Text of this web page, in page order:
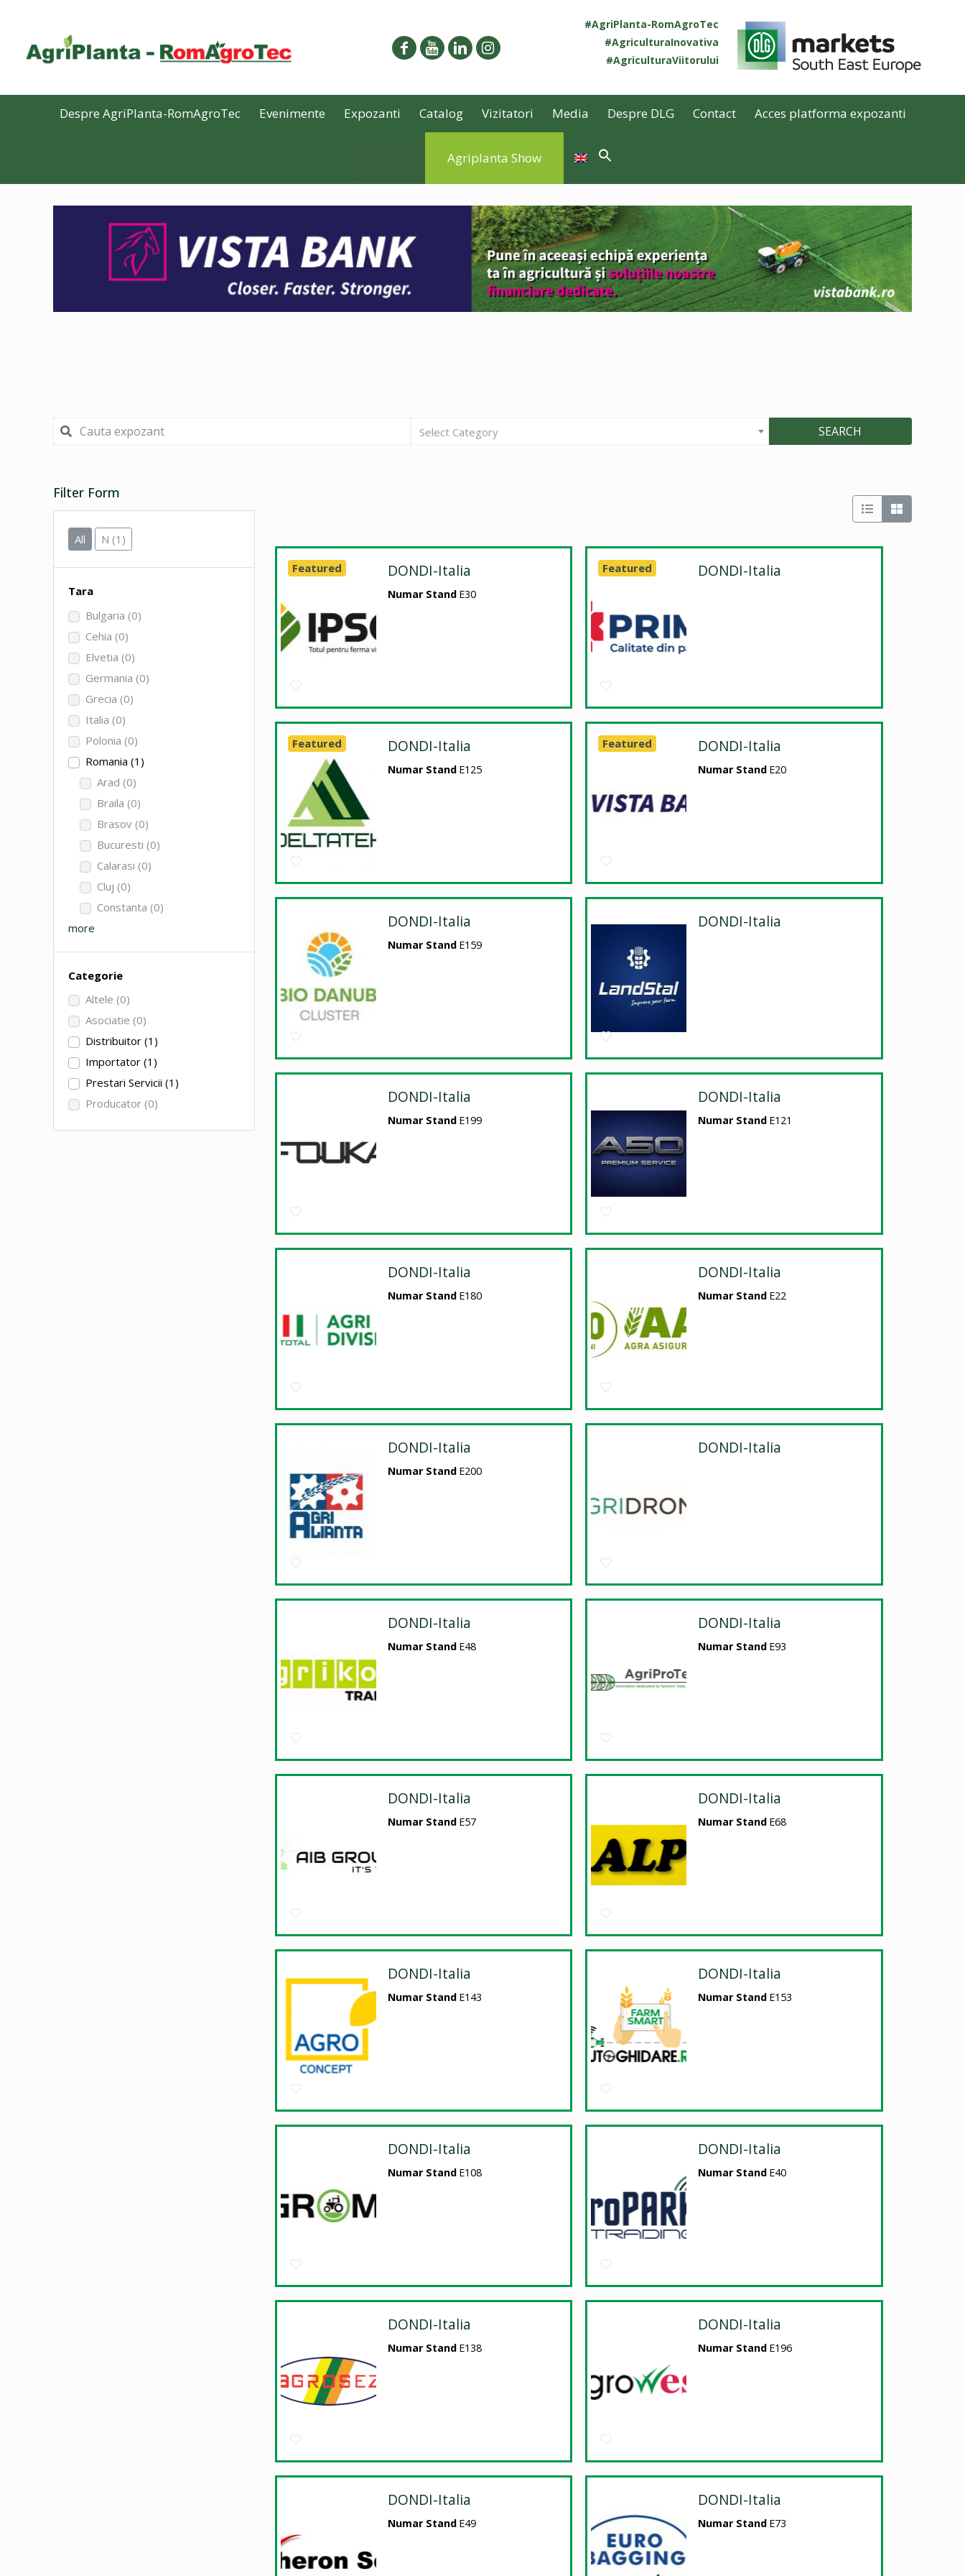
#AgriPlanta-RomAgroTec
#AgriculturaInovativa
#AgriculturaViitorului
Despre AgriPlanta-RomAgroTec Evenimente Expozanti Catalog Vizitatori Media Despre DLG Contact Acces platforma expozanti
Agriplanta Show
Select Category SEARCH
Filter Form
All N (1)
Tara
Bulgaria (0)
Cehia (0)
Elvetia (0)
Germania (0)
Grecia (0)
Italia (0)
Polonia (0)
Romania(1)
Arad (0)
Braila (0)
Brasov (0)
Bucuresti (0)
Calarasi (0)
Cluj (0)
Constanta (0)
more
Categorie
Altele (0)
Asociatie (0)
Distribuitor(1)
Importator(1)
Prestari Servicii(1)
Producator (0)
DONDI-Italia
Numar Stand E30
Featured DONDI-Italia
Featured
DONDI-Italia
Numar Stand E125
Featured DONDI-Italia
Numar Stand E20
Featured
DONDI-Italia
Numar Stand E159
DONDI-Italia
DONDI-Italia
Numar Stand E199
DONDI-Italia
Numar Stand E121
DONDI-Italia
Numar Stand E180
DONDI-Italia
Numar Stand E22
DONDI-Italia
Numar Stand E200
DONDI-Italia
DONDI-Italia
Numar Stand E48
DONDI-Italia
Numar Stand E93
DONDI-Italia
Numar Stand E57
DONDI-Italia
Numar Stand E68
DONDI-Italia
Numar Stand E143
DONDI-Italia
Numar Stand E153
DONDI-Italia
Numar Stand E108
DONDI-Italia
Numar Stand E40
DONDI-Italia
Numar Stand E138
DONDI-Italia
Numar Stand E196
DONDI-Italia
Numar Stand E49
DONDI-Italia
Numar Stand E73